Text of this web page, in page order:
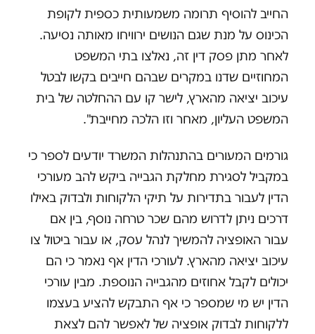
החייב להוסיף תרומה משמעותית כספית לקופת
הכינוס על מנת שגם הנושים ירוויחו מאותה נסיעה.
לאחר מתן פסק דין זה, נאלצו בתי המשפט
המחוזיים שדנו במקרים שבהם חייבים בקשו לבטל
עיכוב יציאה מהארץ, לישר קו עם ההחלטה של בית
המשפט העליון, מאחר וזו הלכה מחייבת".
גורמים המעורים בהתנהלות המשרד יודעים לספר כי
במקביל לסגירת מחלקת הגבייה ביקש להב מעורכי
הדין לעבור בתדירות על תיקי הלקוחות ולבדוק באילו
דרכים ניתן לדרוש מהם שכר טרחה נוסף, בין אם
עבור האופציה להמשיך לנהל עסק, או עבור ביטול צו
עיכוב יציאה מהארץ. לעורכי הדין אף נאמר כי הם
יכולים לקבל אחוזים מהגבייה הנוספת. מבין עורכי
הדין יש מי שמספר כי אף התבקש להציע בעצמו
ללקוחות לבדוק אופציה של לאפשר להם לצאת